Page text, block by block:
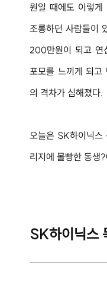
원일 때에도 이렇게
조롱하던 사람들이
200만원이 되고 연
포모를 느끼게 되고
의 격차가 심해졌다.
오늘은 SK하이닉스
리지에 몰빵한 동생
SK하이닉스